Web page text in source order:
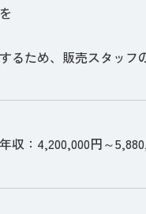
るため、販売スタッフ
収：4,200,000円～